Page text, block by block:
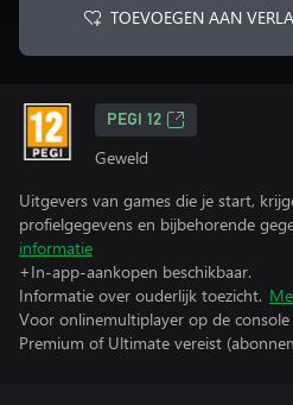
TOEVOEGEN AAN
PEGI 12
Geweld
Uitgevers van games die je start,
profielgegevens en bijbehorende
informatie
+In-app-aankopen beschikbaar.
Informatie over ouderlijk toezicht.
Voor onlinemultiplayer op de console
Premium of Ultimate vereist